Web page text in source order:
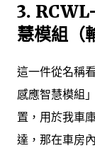
3.
慧模組（
這一件從名稱
感應智慧模組
置，用於我車
達，那在車房